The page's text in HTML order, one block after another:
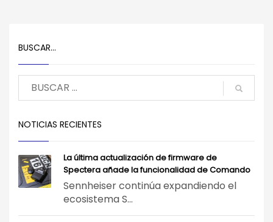
BUSCAR…
NOTICIAS RECIENTES
La última actualización de firmware de
Spectera añade la funcionalidad de Comando
Sennheiser continúa expandiendo el
ecosistema S...